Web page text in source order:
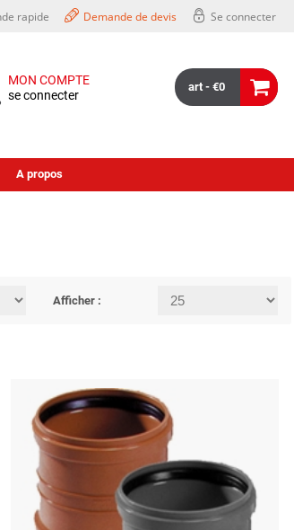
rapide Demande de devis Se connecter
MON COMPTE
se connecter
art - €0
A propos
Afficher :